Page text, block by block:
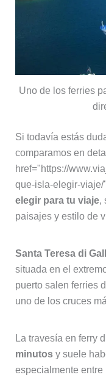
Uno de los ferries
Si todavía estás
comparamos en
href="https://
que-isla-elegir-viaje/"
elegir para tu viaje,
paisajes y estilo de
Santa Teresa di
situada en el
puerto salen ferries
uno de los cruces
La travesía en ferry
minutosy suele
especialmente entre